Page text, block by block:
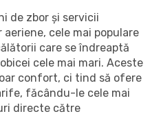
de zbor și servicii
cele mai populare
care se îndreaptă
cele mai mari. Aceste
confort, ci tind să ofere
făcându-le cele mai
directe către